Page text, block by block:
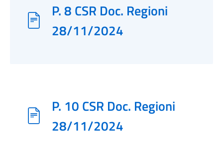
P. 8 CSR Doc. Regioni
28/11/2024
P. 10 CSR Doc. Regioni
28/11/2024